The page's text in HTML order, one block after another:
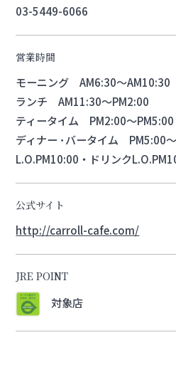
03-5449-6066
営業時間
モーニング AM6:30～AM10:30
ランチ AM11:30～PM2:00
ティータイム PM2:00～PM5:00
ディナー ･バータイム PM5:00
L.O.PM10:00・ドリンク
公式サイト
http://carroll-cafe.com/
JRE POINT
対象店